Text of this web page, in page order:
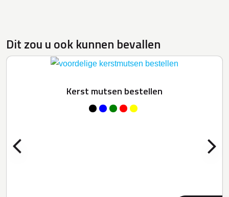
Dit zou u ook kunnen bevallen
Kerst mutsen bestellen